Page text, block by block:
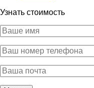
Узнать стоимость